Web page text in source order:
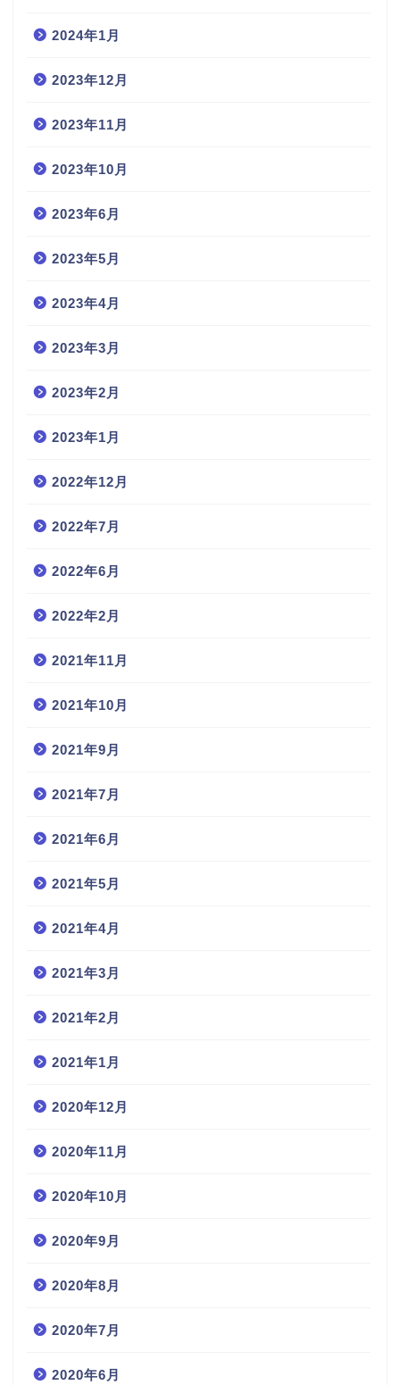
2024年1月
2023年12月
2023年11月
2023年10月
2023年6月
2023年5月
2023年4月
2023年3月
2023年2月
2023年1月
2022年12月
2022年7月
2022年6月
2022年2月
2021年11月
2021年10月
2021年9月
2021年7月
2021年6月
2021年5月
2021年4月
2021年3月
2021年2月
2021年1月
2020年12月
2020年11月
2020年10月
2020年9月
2020年8月
2020年7月
2020年6月